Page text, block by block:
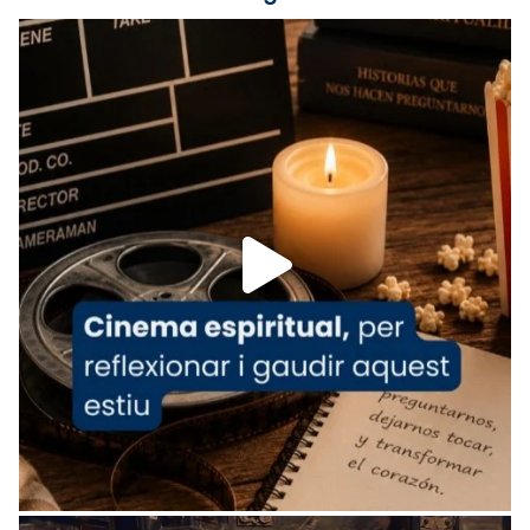
Foto
View on Facebook Share
Arquebisbat de Barcelonais at Catedral
de Barcelona.
1 week ago
Aquest dilluns, 27 de juliol, ha tingut lloc la
missa d’acció de gràcies en agraïment al
comitè organitzador de la visita apostòlica
del Sant Pare Lleó XIV a Barcelona, i als
col·laboradors, a la Catedral de Barcelona.
L’arquebisbe de Barcelona, el cardenal Joan
Josep Omella, ha presidit la missa i l’ha
concelebrat el bisbe auxiliar de Barcelona,
Mons. David Abadías.
📸 Dr. G. Simón